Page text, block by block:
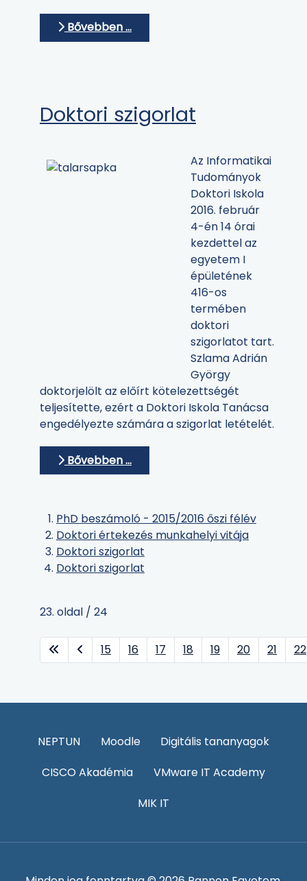
Bővebben …
Doktori szigorlat
Az Informatikai
Tudományok
Doktori Iskola
2016. február
4-én 14 órai
kezdettel az
egyetem I
épületének
416-os
termében
doktori
szigorlatot tart.
Szlama Adrián
György
doktorjelölt az előírt kötelezettségét
teljesítette, ezért a Doktori Iskola Tanácsa
engedélyezte számára a szigorlat letételét.
Bővebben …
PhD beszámoló - 2015/2016 őszi félév
Doktori értekezés munkahelyi vitája
Doktori szigorlat
Doktori szigorlat
23. oldal / 24
15 16 17 18 19 20 21 22
NEPTUN Moodle
Digitális tananyagok
CISCO Akadémia
VMware IT Academy
MIK IT